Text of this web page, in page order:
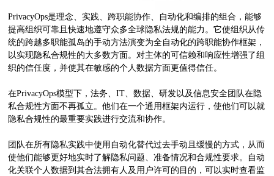
PrivacyOps是理念、实践、跨职能协作、自动化和编排的组合，能够
提高组织可靠且快速地遵守众多全球隐私法规的能力。它使组织从传
统的跨越多职能孤岛的手动方法演变为全自动化的跨职能协作框架，
以实现隐私合规性的大多数方面。对主体的可信赖和响应性增强了组
织的信任度，并使其在敏感的个人数据方面更值得信任。
在PrivacyOps模型下，法务、IT、数据、研发以及信息安全团队在隐
私合规性方面不再孤立。他们在一个通用框架内运行，使他们可以就
隐私合规性的最重要实践进行交流和协作。
团队在所有隐私实践中使用自动化替代过去手动且缓慢的方式，从而
使他们能够更好地实时了解隐私问题、准备情况和合规性要求。自动
化关联个人数据到其合法拥有人及用户许可的目的，可以实时查看监